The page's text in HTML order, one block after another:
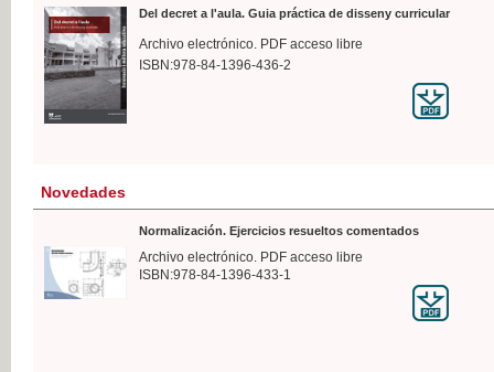
Del decret a l'aula. Guia práctica de disseny curricular
Archivo electrónico. PDF acceso libre
ISBN:978-84-1396-436-2
Novedades
Normalización. Ejercicios resueltos comentados
Archivo electrónico. PDF acceso libre
ISBN:978-84-1396-433-1